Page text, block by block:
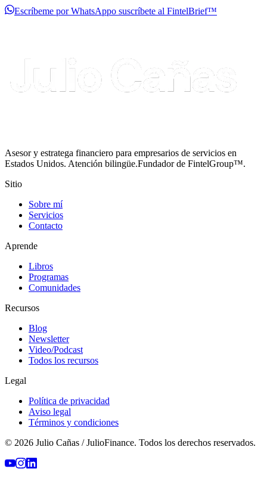
Escríbeme por WhatsAppo suscríbete al FintelBrief™
Asesor y estratega financiero para empresarios de servicios en
Estados Unidos. Atención bilingüe.Fundador de FintelGroup™.
Sitio
Sobre mí
Servicios
Contacto
Aprende
Libros
Programas
Comunidades
Recursos
Blog
Newsletter
Video/Podcast
Todos los recursos
Legal
Política de privacidad
Aviso legal
Términos y condiciones
© 2026 Julio Cañas / JulioFinance. Todos los derechos reservados.